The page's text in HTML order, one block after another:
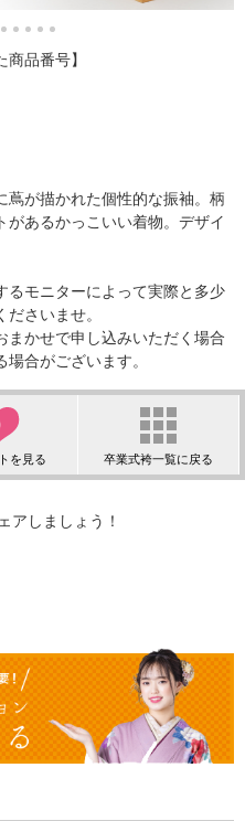
品番号】
蔦が描かれた個性的な振袖。柄
あるかっこいい着物。デザイ
モニターによって実際と多少
さいませ。
かせで申し込みいただく場合
合がございます。
アしましょう！